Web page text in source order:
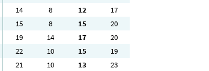
14 8 12
17
15 8 15
20
19 14 17
20
22 10 15
19
21 10 13
23